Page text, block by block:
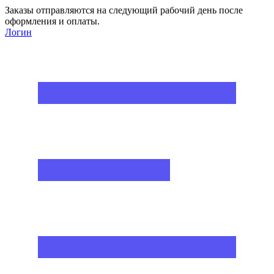
Заказы отправляются на следующий рабочий день после
оформления и оплаты.
Логин